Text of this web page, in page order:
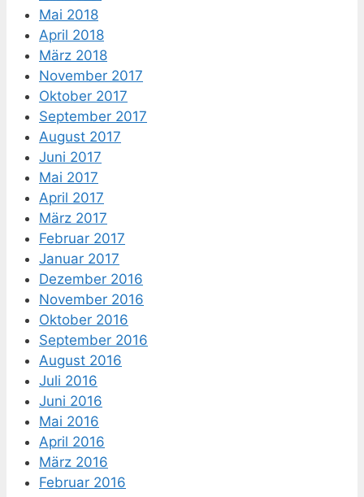
Mai 2018
April 2018
März 2018
November 2017
Oktober 2017
September 2017
August 2017
Juni 2017
Mai 2017
April 2017
März 2017
Februar 2017
Januar 2017
Dezember 2016
November 2016
Oktober 2016
September 2016
August 2016
Juli 2016
Juni 2016
Mai 2016
April 2016
März 2016
Februar 2016